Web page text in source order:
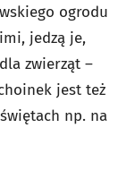
ogrodu
jedzą je,
zwierząt –
jest też
np. na